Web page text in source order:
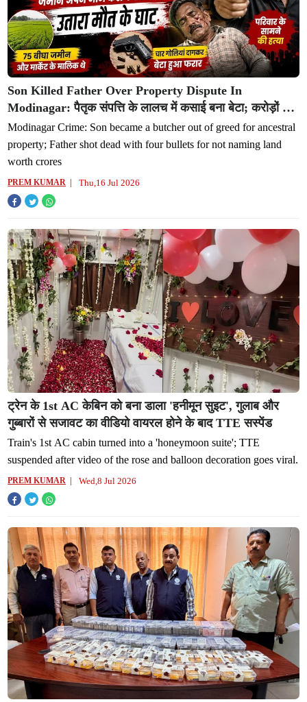
Son Killed Father Over Property Dispute In
Modinagar: पैतृक संपत्ति के लालच में कसाई बना बेटा; करोड़ों की
जमीन नाम न करने पर पिता को 4 गोलियां मारकर उतारा मौत के घाट
Modinagar Crime: Son became a butcher out of greed for ancestral
property; Father shot dead with four bullets for not naming land
worth crores
PREM KUMAR Thu,16 Jul 2026
ट्रेन के 1st AC केबिन को बना डाला 'हनीमून सुइट', गुलाब और
गुब्बारों से सजावट का वीडियो वायरल होने के बाद TTE सस्पेंड
Train's 1st AC cabin turned into a 'honeymoon suite'; TTE
suspended after video of the rose and balloon decoration goes viral.
PREM KUMAR Wed,8 Jul 2026